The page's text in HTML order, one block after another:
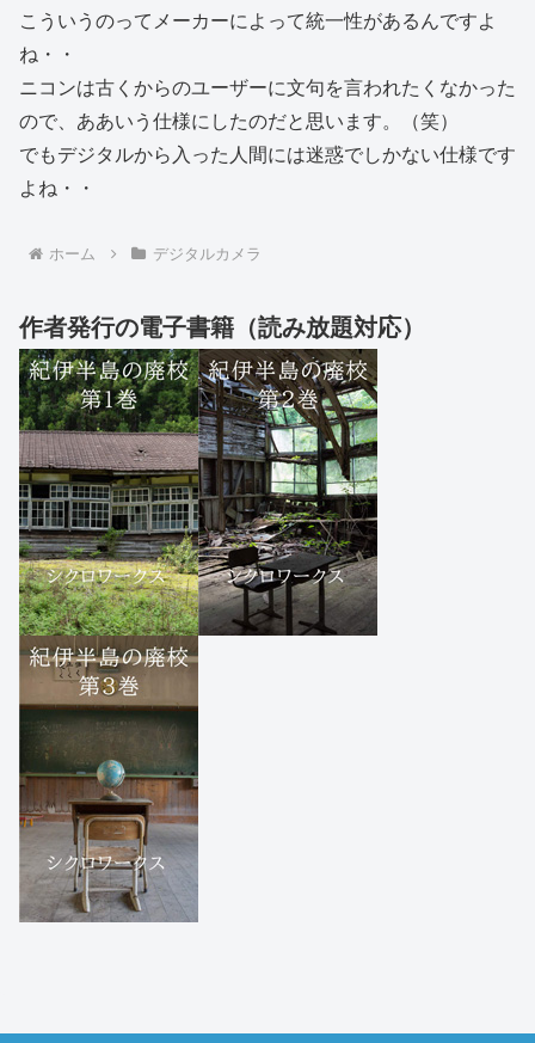
こういうのってメーカーによって統一性があるんですよ
ね・・
ニコンは古くからのユーザーに文句を言われたくなかった
ので、ああいう仕様にしたのだと思います。（笑）
でもデジタルから入った人間には迷惑でしかない仕様です
よね・・
ホーム デジタルカメラ
作者発行の電子書籍（読み放題対応）